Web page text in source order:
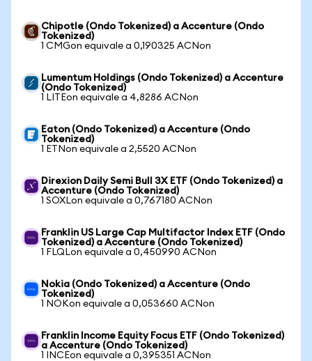
Chipotle (Ondo Tokenized) a Accenture (Ondo
Tokenized)
1 CMGon equivale a 0,190325 ACNon
Lumentum Holdings (Ondo Tokenized) a Accenture
(Ondo Tokenized)
1 LITEon equivale a 4,8286 ACNon
Eaton (Ondo Tokenized) a Accenture (Ondo
Tokenized)
1 ETNon equivale a 2,5520 ACNon
Direxion Daily Semi Bull 3X ETF (Ondo Tokenized) a
Accenture (Ondo Tokenized)
1 SOXLon equivale a 0,767180 ACNon
Franklin US Large Cap Multifactor Index ETF (Ondo
Tokenized) a Accenture (Ondo Tokenized)
1 FLQLon equivale a 0,450990 ACNon
Nokia (Ondo Tokenized) a Accenture (Ondo
Tokenized)
1 NOKon equivale a 0,053660 ACNon
Franklin Income Equity Focus ETF (Ondo Tokenized)
a Accenture (Ondo Tokenized)
1 INCEon equivale a 0,395351 ACNon